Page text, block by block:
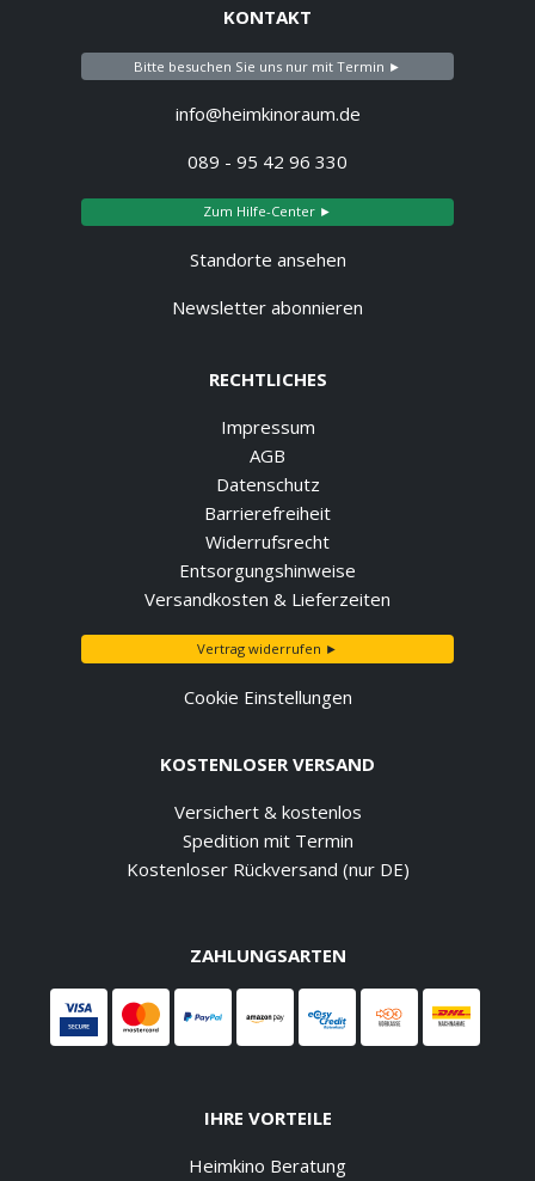
KONTAKT
Bitte besuchen Sie uns nur mit Termin ►
info@heimkinoraum.de
089 - 95 42 96 330
Zum Hilfe-Center ►
Standorte ansehen
Newsletter abonnieren
RECHTLICHES
Impressum
AGB
Datenschutz
Barrierefreiheit
Widerrufsrecht
Entsorgungshinweise
Versandkosten & Lieferzeiten
Vertrag widerrufen ►
Cookie Einstellungen
KOSTENLOSER VERSAND
Versichert & kostenlos
Spedition mit Termin
Kostenloser Rückversand (nur DE)
ZAHLUNGSARTEN
IHRE VORTEILE
Heimkino Beratung